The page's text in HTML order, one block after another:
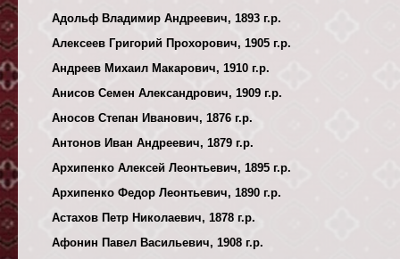
Адольф Владимир Андреевич, 1893 г.р.
Алексеев Григорий Прохорович, 1905 г.р.
Андреев Михаил Макарович, 1910 г.р.
Анисов Семен Александрович, 1909 г.р.
Аносов Степан Иванович, 1876 г.р.
Антонов Иван Андреевич, 1879 г.р.
Архипенко Алексей Леонтьевич, 1895 г.р.
Архипенко Федор Леонтьевич, 1890 г.р.
Астахов Петр Николаевич, 1878 г.р.
Афонин Павел Васильевич, 1908 г.р.